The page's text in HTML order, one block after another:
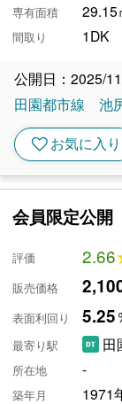
専有面積 29.15
間取り 1DK
公開日：2025/
田園都市線
池
favoriteお気に入り
会員限定公開
評価 2.66
販売価格
表面利回り 5.25
最寄り駅 田
所在地 -
築年月 1971